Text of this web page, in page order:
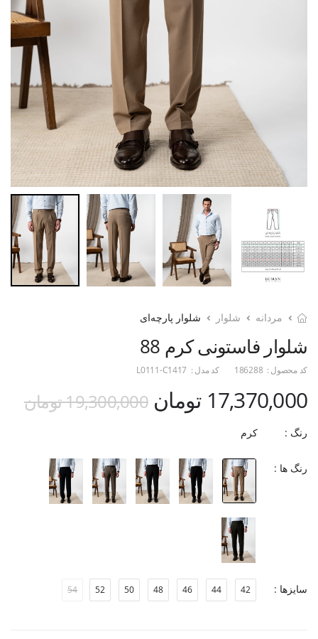
مردانه شلوار شلوار پارچه‌ای
شلوار فاستونی کرم 88
کد محصول : 186288 کد مدل : L0111-C1417
17,370,000 تومان 19,300,000 تومان
رنگ : کرم
رنگ ها :
سایزها : 42
44
46
48
50
52
54